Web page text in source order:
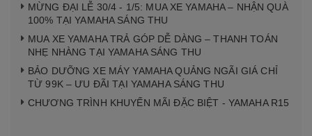
MỪNG ĐẠI LỄ 30/4 - 1/5: MUA XE YAMAHA – NHẬN QUÀ
100% TẠI YAMAHA SÁNG THU
MUA XE YAMAHA TRẢ GÓP DỄ DÀNG – THANH TOÁN
NHẸ NHÀNG TẠI YAMAHA SÁNG THU
BẢO DƯỠNG XE MÁY YAMAHA QUẢNG NGÃI GIÁ CHỈ
TỪ 99K – ƯU ĐÃI TẠI YAMAHA SÁNG THU
CHƯƠNG TRÌNH KHUYẾN MÃI ĐẶC BIỆT - YAMAHA R15